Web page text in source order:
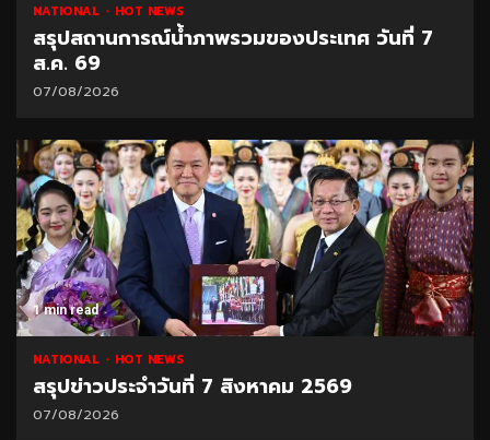
NATIONAL HOT NEWS
สรุปสถานการณ์น้ำภาพรวมของประเทศ วันที่ 7
ส.ค. 69
07/08/2026
1 min read
NATIONAL HOT NEWS
สรุปข่าวประจำวันที่ 7 สิงหาคม 2569
07/08/2026